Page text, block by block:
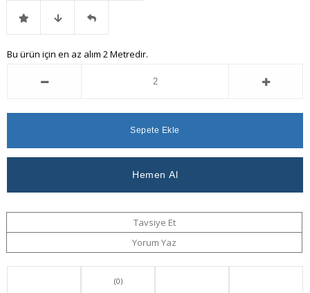
Telefonla
Sipariş
Favorilere
Ekle
İstek
Listeme
İndirimli Fiyat
Ver
Gelince
Bu ürün için en az alım 2 Metredir.
Tavsiye Et
Yorum Yaz
(0)